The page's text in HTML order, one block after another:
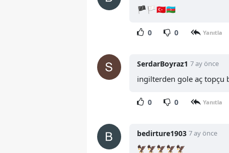
🏴🏳🇹🇷🇦🇿
0 0 Yanıtla
SerdarBoyraz1 7 ay önce
ingilterden gole aç topçu
0 0 Yanıtla
bedirture1903 7 ay önce
🦅🦅🦅🦅🦅